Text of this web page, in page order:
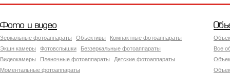
Фото и видео
Зеркальные фотоаппараты Объективы
Компактные фотоаппараты
Экшн камеры
Фотовспышки
Беззеркальные фотоаппараты
Видеокамеры
Пленочные фотоаппараты
Детские фотоаппараты
Моментальные фотоаппараты
Все